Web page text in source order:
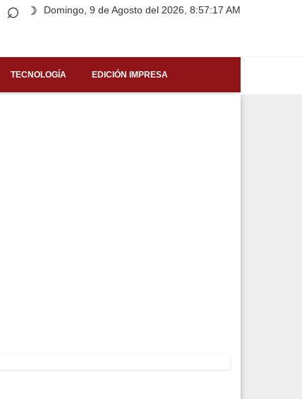
Domingo, 9 de Agosto del 2026, 8:57:17 AM
⌕ ☽
TECNOLOGÍA EDICIÓN IMPRESA